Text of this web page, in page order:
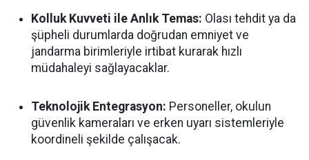
Kolluk Kuvveti ile Anlık Temas: Olası tehdit ya da
şüpheli durumlarda doğrudan emniyet ve
jandarma birimleriyle irtibat kurarak hızlı
müdahaleyi sağlayacaklar.
Teknolojik Entegrasyon: Personeller, okulun
güvenlik kameraları ve erken uyarı sistemleriyle
koordineli şekilde çalışacak.